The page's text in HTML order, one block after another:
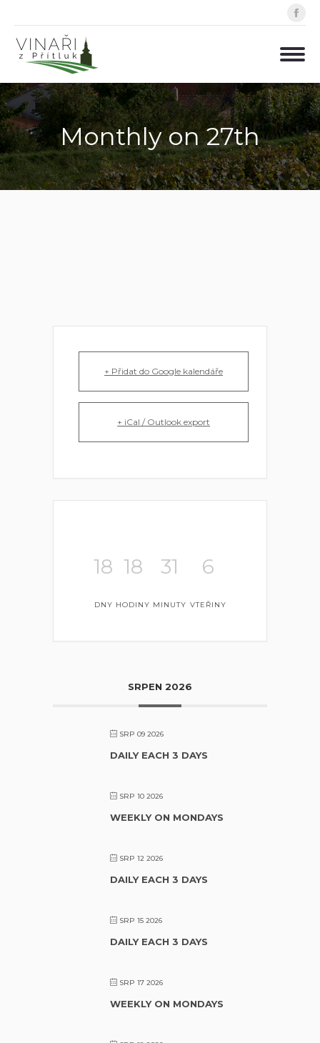
Monthly on 27th
+ Přidat do Google kalendáře
+ iCal / Outlook export
18
DNY
18
HODINY
31
MINUTY
6
VTEŘINY
SRPEN 2026
SRP 09 2026
DAILY EACH 3 DAYS
SRP 10 2026
WEEKLY ON MONDAYS
SRP 12 2026
DAILY EACH 3 DAYS
SRP 15 2026
DAILY EACH 3 DAYS
SRP 17 2026
WEEKLY ON MONDAYS